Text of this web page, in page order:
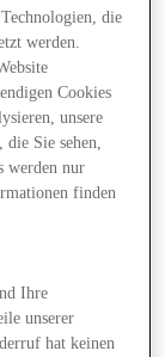
die
werden.
Cookies
unsere
die Sie sehen,
werden nur
finden
Ihre
unserer
hat keinen